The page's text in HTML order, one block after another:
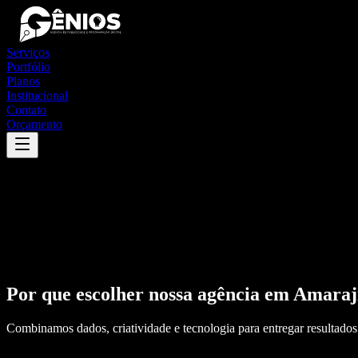
Serviços
Portfólio
Planos
Institucional
Contato
Orçamento
Por que escolher nossa agência em
Combinamos dados, criatividade e tecnologia para entregar